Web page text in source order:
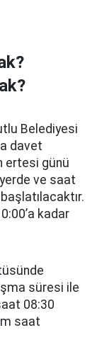
Belediyesi
davet
ertesi günü
ve saat
kadar
süresi ile
08:30
saat